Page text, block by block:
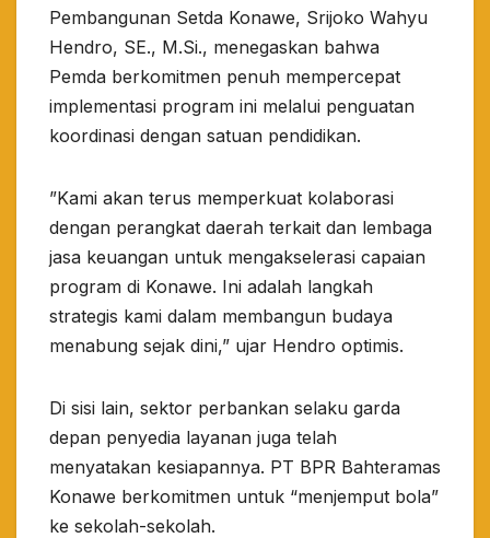
Pembangunan Setda Konawe, Srijoko Wahyu
Hendro, SE., M.Si., menegaskan bahwa
Pemda berkomitmen penuh mempercepat
implementasi program ini melalui penguatan
koordinasi dengan satuan pendidikan.
​”Kami akan terus memperkuat kolaborasi
dengan perangkat daerah terkait dan lembaga
jasa keuangan untuk mengakselerasi capaian
program di Konawe. Ini adalah langkah
strategis kami dalam membangun budaya
menabung sejak dini,” ujar Hendro optimis.
​Di sisi lain, sektor perbankan selaku garda
depan penyedia layanan juga telah
menyatakan kesiapannya. PT BPR Bahteramas
Konawe berkomitmen untuk “menjemput bola”
ke sekolah-sekolah.